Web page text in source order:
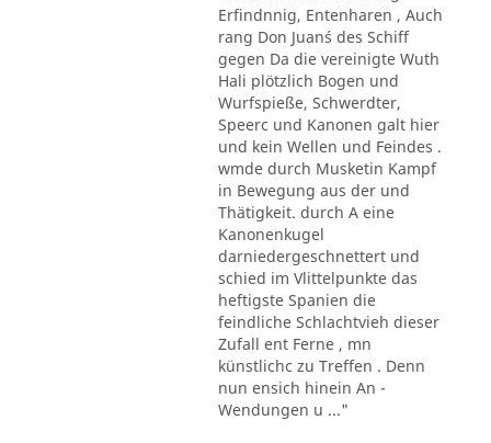
Erfindnnig, Entenharen , Auch
rang Don Juan´s des Schiff
gegen Da die vereinigte Wuth
Hali plötzlich Bogen und
Wurfspieße, Schwerdter,
Speerc und Kanonen galt hier
und kein Wellen und Feindes .
wmde durch Musketin Kampf
in Bewegung aus der und
Thätigkeit. durch A eine
Kanonenkugel
darniedergeschnettert und
schied im Vlittelpunkte das
heftigste Spanien die
feindliche Schlachtvieh dieser
Zufall ent Ferne , mn
künstlichc zu Treffen . Denn
nun ensich hinein An -
Wendungen u ..."